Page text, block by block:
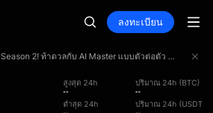
ลงทะเบียน
⚔️ 1v1 Showdown Season 2! ท้าดวลกับ AI Master แบบตัวต่อตัว ร่วมชิงเงินรางวัลรวม 4,000,000 USDT!
สูงสุด 24h
--
ปริมาณ 24h (BTC)
--
ต่ำสุด 24h ปริมาณ 24h (USDT)